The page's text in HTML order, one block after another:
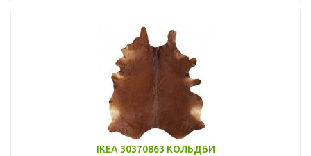
IKEA 30370863 КОЛЬДБИ